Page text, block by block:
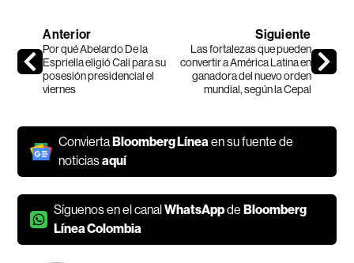
Anterior
Por qué Abelardo De la
Espriella eligió Cali para su
posesión presidencial el
viernes
Siguiente
Las fortalezas que pueden
convertir a América Latina en
ganadora del nuevo orden
mundial, según la Cepal
ConviertaBloomberg Líneaen su fuente de
noticiasaquí
Síguenos en el canalWhatsAppdeBloomberg
Línea Colombia